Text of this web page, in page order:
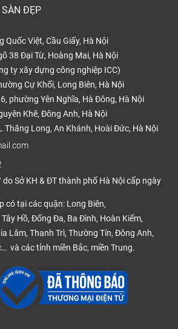
SÀN ĐẸP
Việt, Cầu Giấy, Hà Nội
38 Đại Từ, Hoàng Mai, Hà Nội
ty xây dựng công nghiệp ICC)
Cự Khối, Long Biên, Hà Nội
phường Yên Nghĩa, Hà Đông, Hà Nội
Khê, Đông Anh, Hà Nội
Thăng Long, An Khánh, Hoài Đức, Hà Nội
Sở KH & ĐT thành phố Hà Nội cấp ngày
có tại các quận: Long Biên,
Hồ, Đống Đa, Ba Đình, Hoàn Kiếm,
Lâm, Thanh Trì, Thường Tín, Đông Anh,
và các tỉnh miền Bắc, miền Trung.